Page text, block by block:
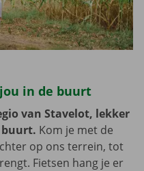
in de buurt
van Stavelot, lekker
buurt. Kom je met de
op ons terrein, tot
Fietsen hang je er